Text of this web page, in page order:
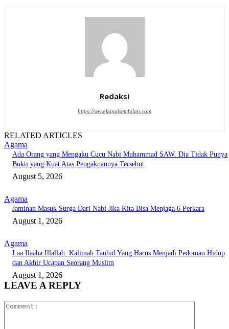
Redaksi
https://www.kanalsembilan.com
RELATED ARTICLES
Agama
Ada Orang yang Mengaku Cucu Nabi Muhammad SAW. Dia Tidak Punya
Bukti yang Kuat Atas Pengakuannya Tersebut
August 5, 2026
Agama
Jaminan Masuk Surga Dari Nabi Jika Kita Bisa Menjaga 6 Perkara
August 1, 2026
Agama
Laa Ilaaha Illallah: Kalimah Tauhid Yang Harus Menjadi Pedoman Hidup
dan Akhir Ucapan Seorang Muslim
August 1, 2026
LEAVE A REPLY